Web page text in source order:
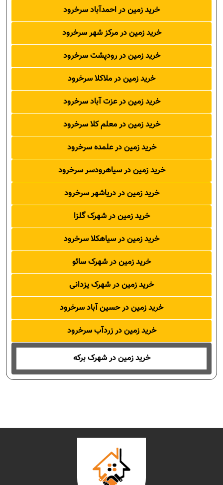
خرید زمین در احمدآباد سرخرود
خرید زمین در مرکز شهر سرخرود
خرید زمین در رودپشت سرخرود
خرید زمین در ملاکلا سرخرود
خرید زمین در عزت آباد سرخرود
خرید زمین در معلم کلا سرخرود
خرید زمین در علمده سرخرود
خرید زمین در سیاهرودسر سرخرود
خرید زمین در دریاشهر سرخرود
خرید زمین در شهرک گلزا
خرید زمین در سیاهکلا سرخرود
خرید زمین در شهرک سائو
خرید زمین در شهرک یزدانی
خرید زمین در حسین آباد سرخرود
خرید زمین در زردآب سرخرود
خرید زمین در شهرک برکه